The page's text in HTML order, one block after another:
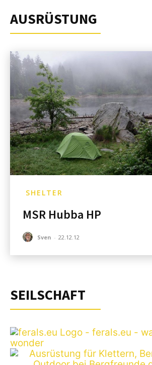
AUSRÜSTUNG
SHELTER
MSR Hubba HP
Sven - 22.12.12
SEILSCHAFT